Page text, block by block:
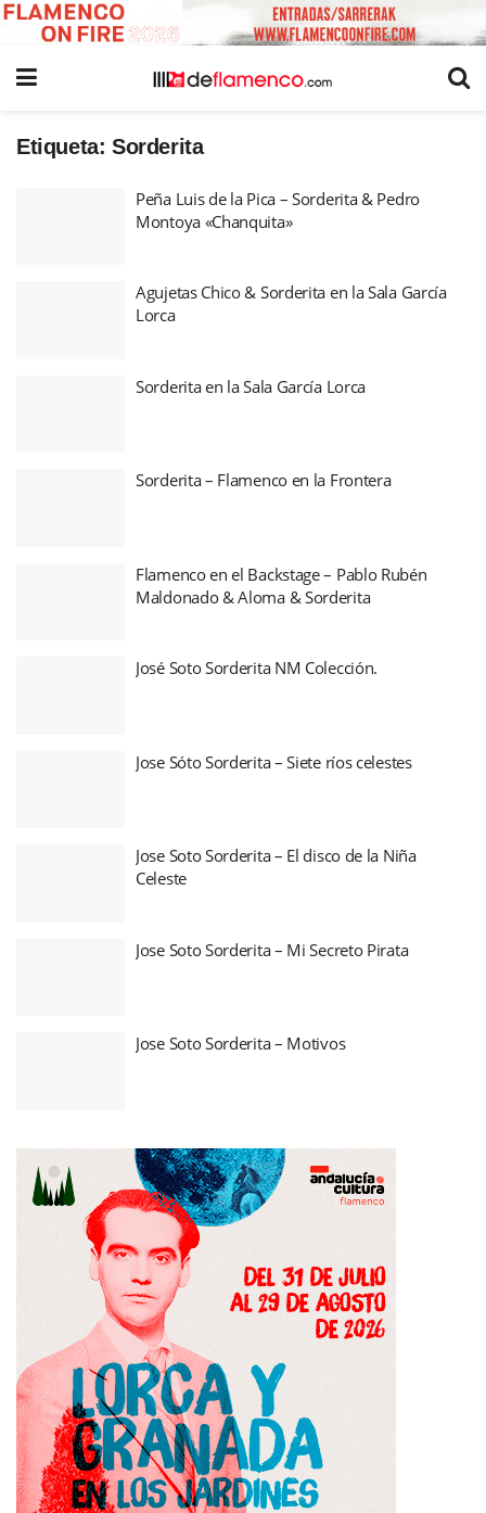
Etiqueta: Sorderita
Peña Luis de la Pica – Sorderita & Pedro
Montoya «Chanquita»
Agujetas Chico & Sorderita en la Sala García
Lorca
Sorderita en la Sala García Lorca
Sorderita – Flamenco en la Frontera
Flamenco en el Backstage – Pablo Rubén
Maldonado & Aloma & Sorderita
José Soto Sorderita NM Colección.
Jose Sóto Sorderita – Siete ríos celestes
Jose Soto Sorderita – El disco de la Niña
Celeste
Jose Soto Sorderita – Mi Secreto Pirata
Jose Soto Sorderita – Motivos